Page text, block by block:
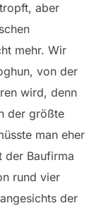
aber
mehr. Wir
von der
wird, denn
der größte
man eher
der Baufirma
rund vier
der